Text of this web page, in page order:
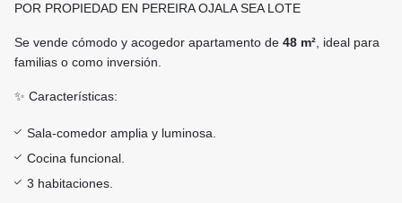
POR PROPIEDAD EN PEREIRA OJALA SEA LOTE
Se vende cómodo y acogedor apartamento de 48 m² , ideal para
familias o como inversión.
✨ Características:
Sala-comedor amplia y luminosa.
Cocina funcional.
3 habitaciones.